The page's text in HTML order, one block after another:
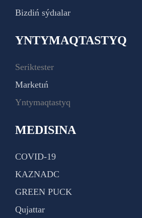
Bizdiń sýdıalar
YNTYMAQTASTYQ
Seriktester
Marketıń
Yntymaqtastyq
MEDISINA
COVID-19
KAZNADC
GREEN PUCK
Qujattar